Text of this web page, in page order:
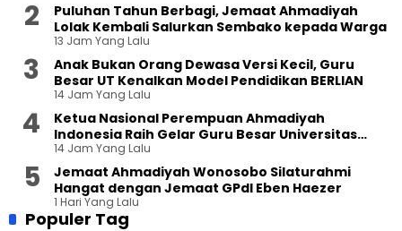
Puluhan Tahun Berbagi, Jemaat Ahmadiyah
Lolak Kembali Salurkan Sembako kepada Warga
13 Jam Yang Lalu
Anak Bukan Orang Dewasa Versi Kecil, Guru
Besar UT Kenalkan Model Pendidikan BERLIAN
14 Jam Yang Lalu
Ketua Nasional Perempuan Ahmadiyah
Indonesia Raih Gelar Guru Besar Universitas
Terbuka
14 Jam Yang Lalu
Jemaat Ahmadiyah Wonosobo Silaturahmi
Hangat dengan Jemaat GPdI Eben Haezer
1 Hari Yang Lalu
Populer Tag